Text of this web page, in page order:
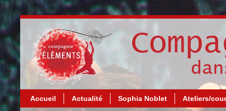
Accueil Actualité Sophia Noblet Ateliers/